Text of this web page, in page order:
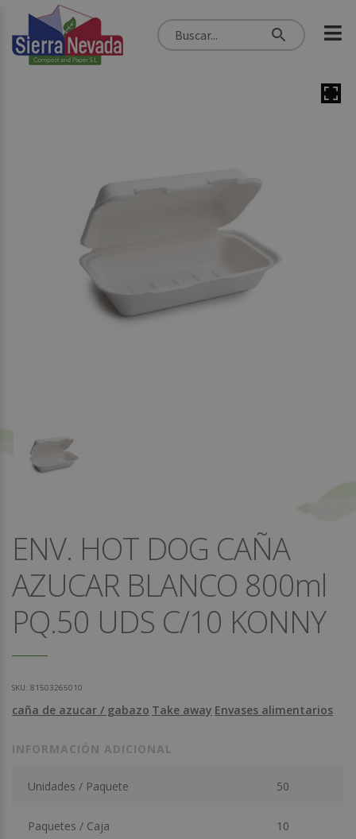
ENV. HOT DOG CAÑA
AZUCAR BLANCO 800ml
PQ.50 UDS C/10 KONNY
SKU: 81503265010
caña de azucar / gabazo Take away Envases alimentarios
INFORMACIÓN ADICIONAL
Unidades / Paquete 50
Paquetes / Caja 10